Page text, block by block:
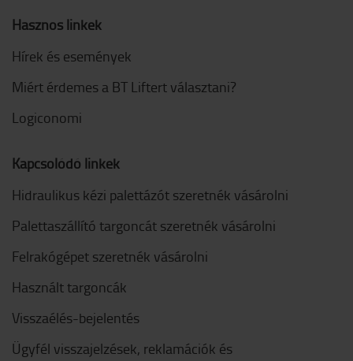
Hasznos linkek
Hírek és események
Miért érdemes a BT Liftert választani?
Logiconomi
Kapcsolódó linkek
Hidraulikus kézi palettázót szeretnék vásárolni
Palettaszállító targoncát szeretnék vásárolni
Felrakógépet szeretnék vásárolni
Használt targoncák
Visszaélés-bejelentés
Ügyfél visszajelzések, reklamációk és